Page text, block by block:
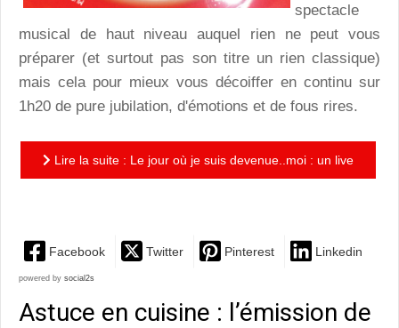
spectacle
musical de haut niveau auquel rien ne peut vous
préparer (et surtout pas son titre un rien classique)
mais cela pour mieux vous décoiffer en continu sur
1h20 de pure jubilation, d'émotions et de fous rires.
Lire la suite : Le jour où je suis devenue..moi : un live
Facebook Twitter Pinterest Linkedin
powered by social2s
Astuce en cuisine : l’émission de